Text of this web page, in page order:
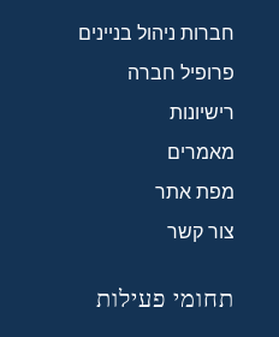
חברות ניהול בניינים
פרופיל חברה
רישיונות
מאמרים
מפת אתר
צור קשר
תחומי פעילות